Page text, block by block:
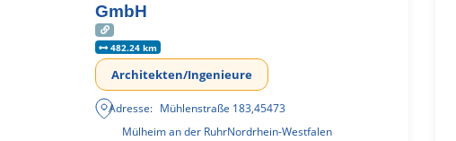
GmbH
482.24 km
Architekten/Ingenieure
Adresse: Mühlenstraße 183,45473
Mülheim an der RuhrNordrhein-Westfalen